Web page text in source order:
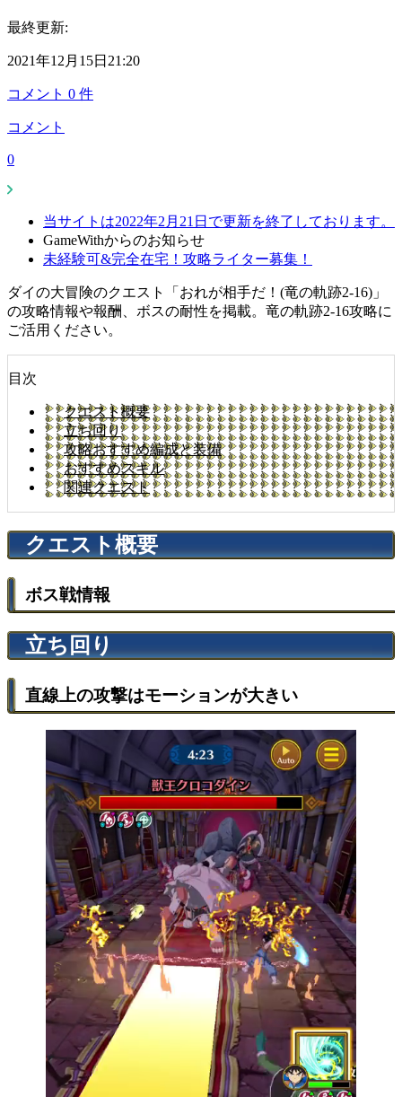
最終更新:
2021年12月15日21:20
コメント 0 件
コメント
0
当サイトは2022年2月21日で更新を終了しております。
GameWithからのお知らせ
未経験可&完全在宅！攻略ライター募集！
ダイの大冒険のクエスト「おれが相手だ！(竜の軌跡2-16)」
の攻略情報や報酬、ボスの耐性を掲載。竜の軌跡2-16攻略に
ご活用ください。
目次
クエスト概要
立ち回り
攻略おすすめ編成と装備
おすすめスキル
関連クエスト
クエスト概要
ボス戦情報
立ち回り
直線上の攻撃はモーションが大きい